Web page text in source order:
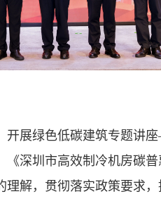
开展绿色低碳建筑专题讲
深圳市高效制冷机房碳
解，贯彻落实政策要求